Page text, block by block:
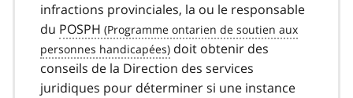
infractions provinciales, la ou le responsable
du POSPH
doit obtenir des
conseils de la Direction des services
juridiques pour déterminer si une instance